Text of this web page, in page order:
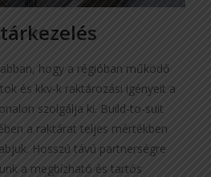
hogy a régióban működő
és kkv-k raktározási igényeit a
szolgálja ki. Build-to-suit
a raktárat teljes mértékben
Hosszú távú partnerségre
a megbízható és tartós